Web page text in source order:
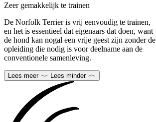
Zeer gemakkelijk te trainen
De Norfolk Terrier is vrij eenvoudig te trainen,
en het is essentieel dat eigenaars dat doen, want
de hond kan nogal een vrije geest zijn zonder de
opleiding die nodig is voor deelname aan de
conventionele samenleving.
Lees meer Lees minder